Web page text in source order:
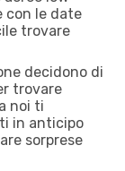
con le date
trovare
decidono di
trovare
noi ti
in anticipo
sorprese